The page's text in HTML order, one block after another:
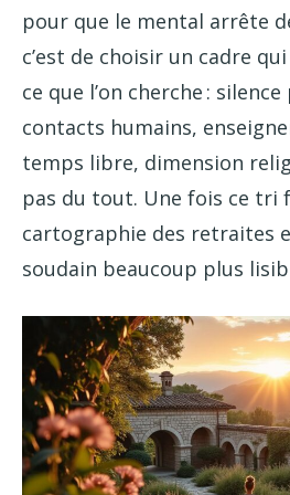
pour que le mental arrête
c’est de choisir un cadre
ce que l’on cherche :
contacts humains,
temps libre, dimension
pas du tout. Une fois ce tri
cartographie des retraites
soudain beaucoup plus